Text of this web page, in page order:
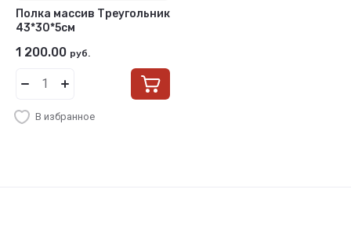
Полка массив Треугольник
43*30*5см
1 200.00 руб.
В избранное